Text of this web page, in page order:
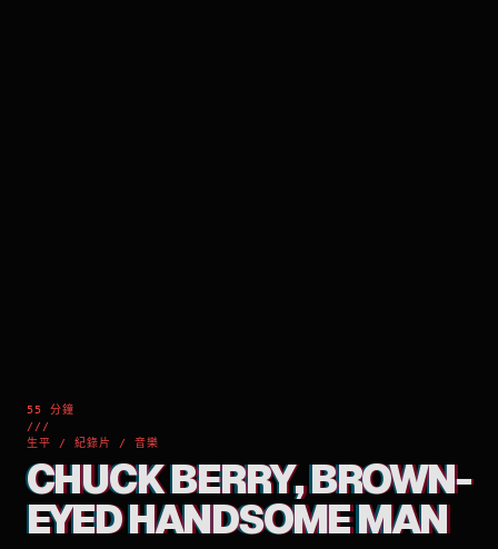
55 分鐘
///
生平 / 紀錄片 / 音樂
CHUCK BERRY, BROWN-
EYED HANDSOME MAN